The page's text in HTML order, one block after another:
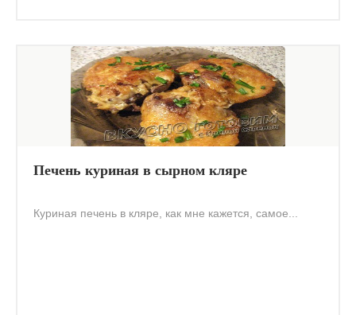
Печень куриная в сырном кляре
Куриная печень в кляре, как мне кажется, самое...